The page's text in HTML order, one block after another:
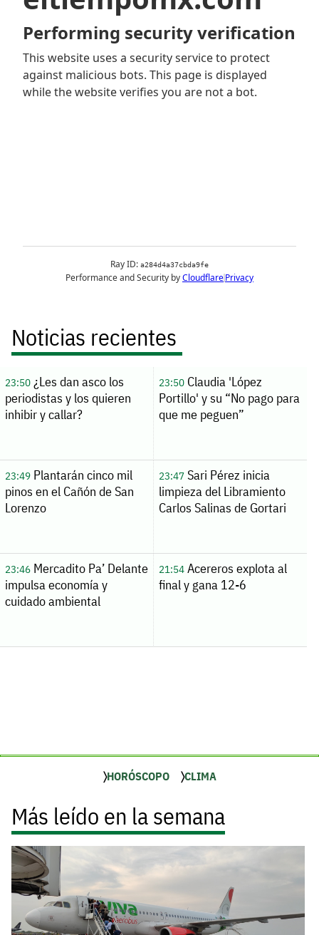
Noticias recientes
23:50¿Les dan asco los
periodistas y los quieren
inhibir y callar?
23:50Claudia 'López
Portillo' y su “No pago para
que me peguen”
23:49Plantarán cinco mil
pinos en el Cañón de San
Lorenzo
23:47Sari Pérez inicia
limpieza del Libramiento
Carlos Salinas de Gortari
23:46Mercadito Pa’ Delante
impulsa economía y
cuidado ambiental
21:54Acereros explota al
final y gana 12-6
HORÓSCOPO CLIMA
Más leído en la semana